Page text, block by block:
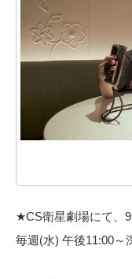
★CS衛星劇場にて、
毎週(水) 午後11:00～